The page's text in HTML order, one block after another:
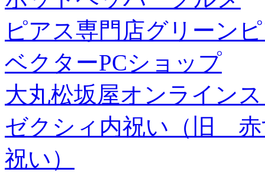
ピアス専門店グリーン
ベクターPCショップ
大丸松坂屋オンライン
ゼクシィ内祝い（旧 赤
祝い）